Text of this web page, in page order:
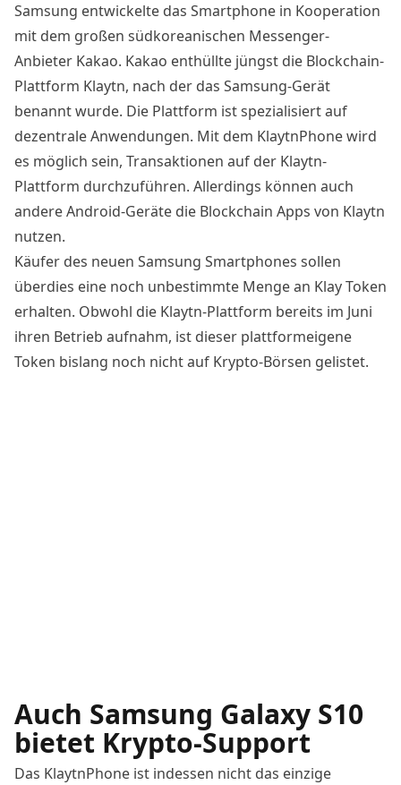
Samsung entwickelte das Smartphone in Kooperation
mit dem großen südkoreanischen Messenger-
Anbieter Kakao. Kakao enthüllte jüngst die Blockchain-
Plattform Klaytn, nach der das Samsung-Gerät
benannt wurde. Die Plattform ist spezialisiert auf
dezentrale Anwendungen. Mit dem KlaytnPhone wird
es möglich sein, Transaktionen auf der Klaytn-
Plattform durchzuführen. Allerdings können auch
andere Android-Geräte die Blockchain Apps von Klaytn
nutzen.
Käufer des neuen Samsung Smartphones sollen
überdies eine noch unbestimmte Menge an Klay Token
erhalten. Obwohl die Klaytn-Plattform bereits im Juni
ihren Betrieb aufnahm, ist dieser plattformeigene
Token bislang noch nicht auf Krypto-Börsen gelistet.
Auch Samsung Galaxy S10
bietet Krypto-Support
Das KlaytnPhone ist indessen nicht das einzige